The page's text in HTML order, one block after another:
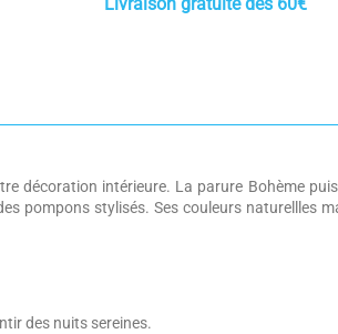
décoration intérieure. La parure Bohème
pompons stylisés. Ses couleurs naturellles
des nuits sereines.